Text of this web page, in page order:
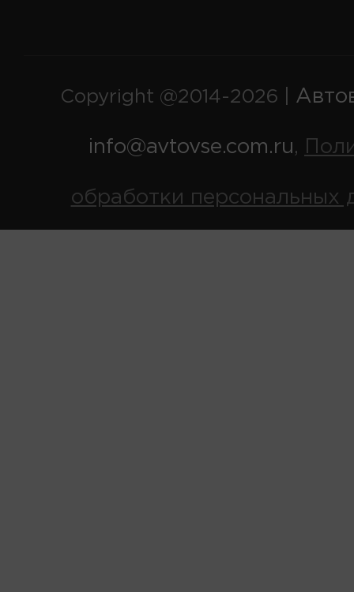
Copyright @2014-2026 |
info@avtovse.com.ru,
обработки персональных